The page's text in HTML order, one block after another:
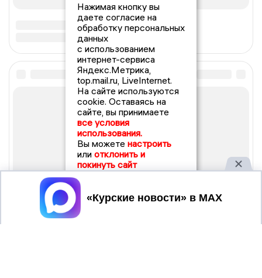
Нажимая кнопку вы
даете согласие на
обработку персональных
данных
с использованием
интернет-сервиса
Яндекс.Метрика,
top.mail.ru, LiveInternet.
На сайте используются
cookie. Оставаясь на
сайте, вы принимаете
все условия
использования.
Вы можете настроить
или отклонить и
покинуть сайт
Принять